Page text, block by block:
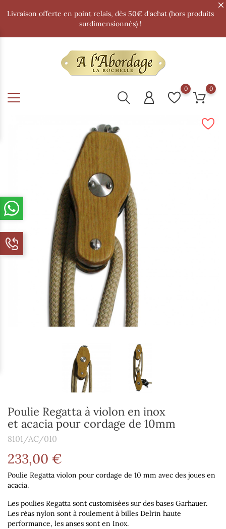
Livraison offerte en point relais, dès 50€ d'achat (hors produits
surdimensionnés) !
0 0
Poulie Regatta à violon en inox
et acacia pour cordage de 10mm
8101/AC/010
233,00 €
Poulie Regatta violon pour cordage de 10 mm avec des joues en
acacia.
Les poulies Regatta sont customisées sur des bases Garhauer.
Les réas nylon sont à roulement à billes Delrin haute
performance, les anses sont en Inox.